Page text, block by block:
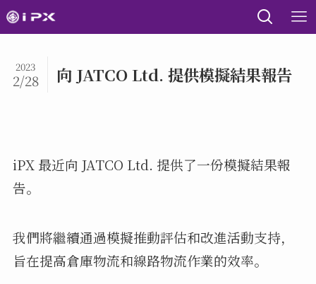
向 JATCO Ltd. 提供模擬結果報告
2023
2/28
iPX 最近向 JATCO Ltd. 提供了一份模擬結果報
告。
我們將繼續通過模擬推動評估和改進活動支持，
旨在提高倉庫物流和線路物流作業的效率。